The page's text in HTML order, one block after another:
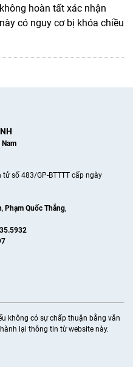
hoàn tất xác nhận
có nguy cơ bị khóa chiều
số 483/GP-BTTTT cấp ngày
, Phạm Quốc Thắng,
không có sự chấp thuận bằng văn
lại thông tin từ website này.